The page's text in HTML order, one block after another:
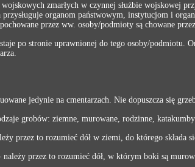
zmarłych w czynnej służbie wojskowej
przysługuje organom państwowym, instytucjom i
przez ww. osoby/podmioty są chowane
po stronie uprawnionej do tego osoby/podmiotu.
jedynie na cmentarzach. Nie dopuszcza się
grobów: ziemne, murowane, rodzinne,
przez to rozumieć dół w ziemi, do którego składa
przez to rozumieć dół, w którym boki są